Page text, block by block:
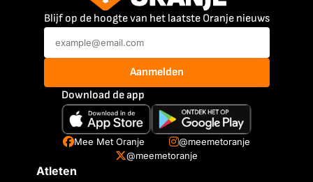
Blijf op de hoogte van het laatste Oranje nieuws
Aanmelden
Download de app
Mee Met Oranje
@meemetoranje
@meemetoranje
Atleten